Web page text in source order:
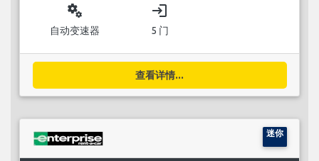
miscellaneous_services
自动变速器
login
5 门
查看详情...
迷你